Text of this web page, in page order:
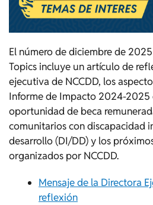
El número de diciembre de
Topics incluye un artículo de
ejecutiva de NCCDD, los
Informe de Impacto 2024-2025
oportunidad de beca
comunitarios con discapacidad
desarrollo (DI/DD) y los
organizados por NCCDD.
Mensaje de la Directora
reflexión